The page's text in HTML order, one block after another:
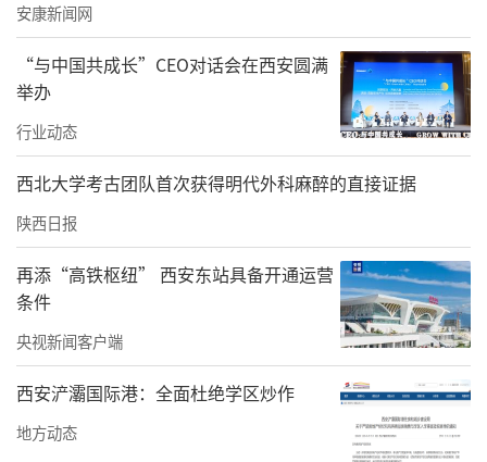
图为产业工人正在操作混凝土抹光机器人进行
作业
坚持创新驱动，打通高校院所“创新源头”与
工程建设“应用场景”，通过共建联合研发平
台、推行“科学家+工程师”协同攻关模式，将
产学研合作深度融入核心技术研发与人才培养
全过程，推动创新资源与产业需求精准对接。
推动成果转化，2025年研发投入38.41亿元，新
增授权专利518项，主导编制国家及行业标准24
项。在西安浐灞第四学校项目，建筑机器人集
群上岗，外墙喷涂、地面整平、室内喷涂及测
量，探索“人机协同”的新型施工模式；推动
安康新闻网
“与中国共成长”CEO对话会在西安圆满
举办
行业动态
西北大学考古团队首次获得明代外科麻醉的直接证据
陕西日报
再添“高铁枢纽” 西安东站具备开通运营
条件
央视新闻客户端
西安浐灞国际港：全面杜绝学区炒作
地方动态